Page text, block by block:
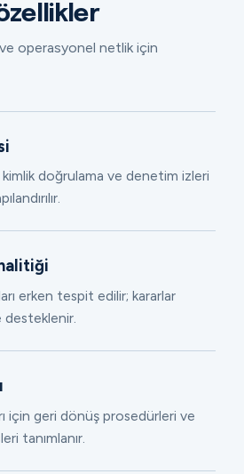
ve operasyonel netlik için
kimlik doğrulama ve denetim izleri
erken tespit edilir; kararlar
için geri dönüş prosedürleri ve
tanımlanır.